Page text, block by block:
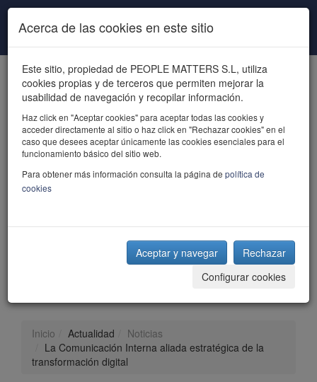
Pasar al contenido principal
powered by talent
Inicio Actualidad
Noticias
La Comunicación Interna aliada estratégica de la
transformación digital
Acerca de las cookies en este sitio
Este sitio, propiedad de PEOPLE MATTERS S.L, utiliza
cookies propias y de terceros que permiten mejorar la
usabilidad de navegación y recopilar información.
Haz click en "Aceptar cookies" para aceptar todas las cookies y
acceder directamente al sitio o haz click en "Rechazar cookies" en el
caso que desees aceptar únicamente las cookies esenciales para el
funcionamiento básico del sitio web.
Para obtener más información consulta la página de política de
cookies
Aceptar y navegar
Rechazar
Configurar cookies